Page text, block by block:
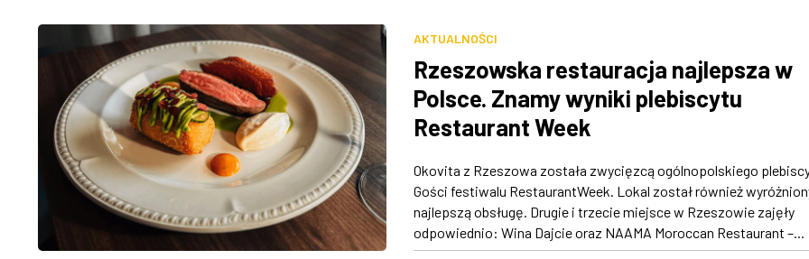
AKTUALNOŚCI
Rzeszowska restauracja najlepsza w
Polsce. Znamy wyniki plebiscytu
Restaurant Week
Okovita z Rzeszowa została zwycięzcą ogólnopolskiego
Gości festiwalu RestaurantWeek. Lokal został również
najlepszą obsługę. Drugie i trzecie miejsce w Rzeszowie zajęły
odpowiednio: Wina Dajcie oraz NAAMA Moroccan Restaurant –...